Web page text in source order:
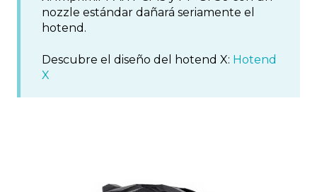
nozzle estándar dañará seriamente el
hotend.
Descubre el diseño del hotend X: Hotend
X